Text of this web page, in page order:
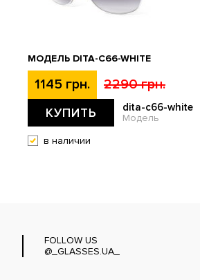
МОДЕЛЬ DITA-C66-WHITE
1145 грн. 2290 грн.
КУПИТЬ dita-c66-white
Модель
в наличии
FOLLOW US
@_GLASSES.UA_